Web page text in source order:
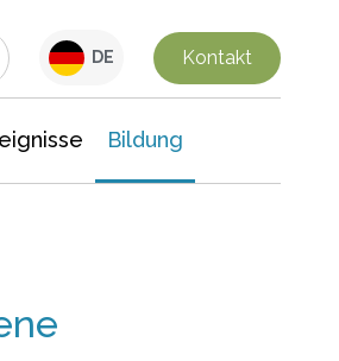
DE Kontakt
Bildung